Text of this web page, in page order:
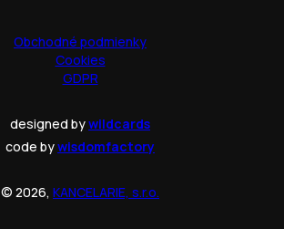
Obchodné podmienky
Cookies
GDPR
designed bywildcards
code bywisdomfactory
© 2026, KANCELARIE, s.r.o.